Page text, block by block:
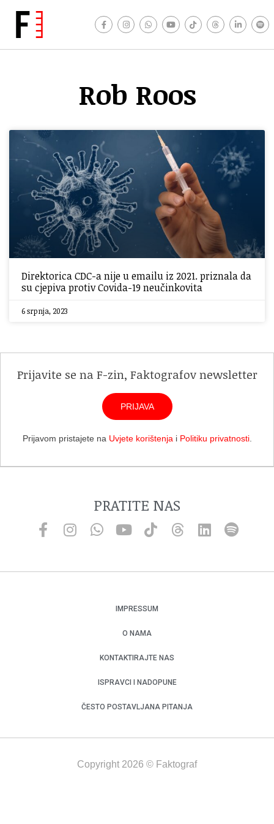
Rob Roos
Direktorica CDC-a nije u emailu iz 2021. priznala da
su cjepiva protiv Covida-19 neučinkovita
6 srpnja, 2023
Prijavite se na F-zin, Faktografov newsletter
PRIJAVA
Prijavom pristajete na Uvjete korištenja i Politiku privatnosti.
PRATITE NAS
IMPRESSUM
O NAMA
KONTAKTIRAJTE NAS
ISPRAVCI I NADOPUNE
ČESTO POSTAVLJANA PITANJA
Copyright 2026 © Faktograf